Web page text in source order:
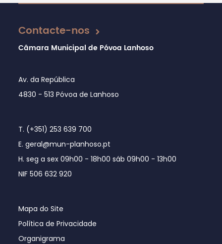
Atualizado em 24/07/2020
Contacte-nos
Câmara Municipal de Póvoa Lanhoso
Av. da República
4830 - 513 Póvoa de Lanhoso
T. (+351) 253 639 700
E. geral@mun-planhoso.pt
H. seg a sex 09h00 - 18h00 sáb 09h00 - 13h00
NIF 506 632 920
Mapa do Site
Política de Privacidade
Organigrama